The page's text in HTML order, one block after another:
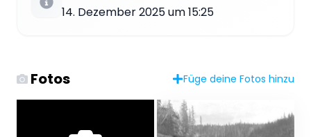
14. Dezember 2025 um 15:25
Fotos Füge deine Fotos hinzu